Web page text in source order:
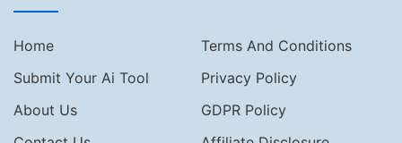
Home
Terms And Conditions
Submit Your Ai Tool
Privacy Policy
About Us
GDPR Policy